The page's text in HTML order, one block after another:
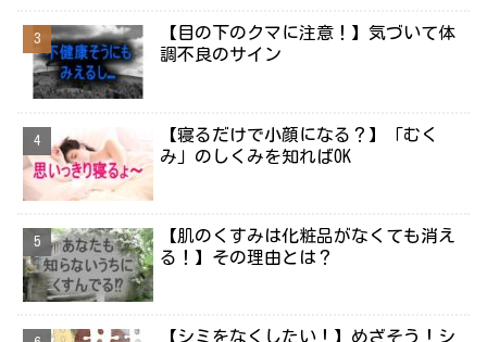
【目の下のクマに注意！】気づいて体
調不良のサイン
【寝るだけで小顔になる？】「むく
み」のしくみを知ればOK
【肌のくすみは化粧品がなくても消え
る！】その理由とは？
【シミをなくしたい！】めざそう！シ